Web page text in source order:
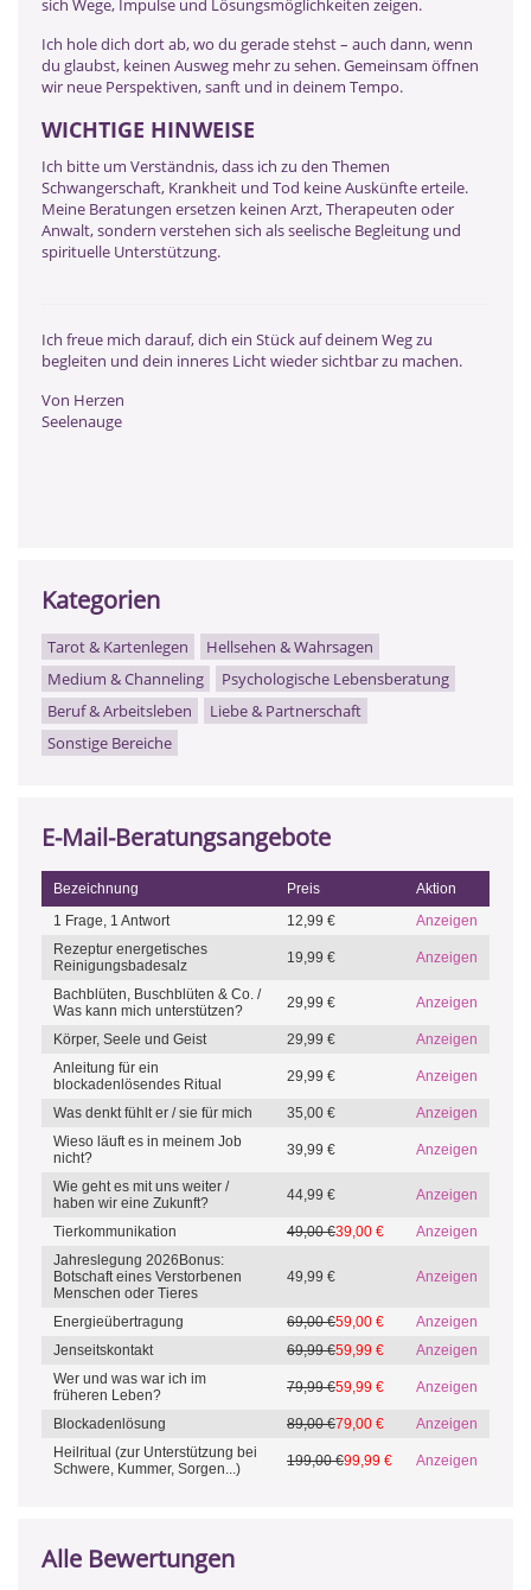
sich Wege, Impulse und Lösungsmöglichkeiten zeigen.
Ich hole dich dort ab, wo du gerade stehst – auch dann, wenn
du glaubst, keinen Ausweg mehr zu sehen. Gemeinsam öffnen
wir neue Perspektiven, sanft und in deinem Tempo.
WICHTIGE HINWEISE
Ich bitte um Verständnis, dass ich zu den Themen
Schwangerschaft, Krankheit und Tod keine Auskünfte erteile.
Meine Beratungen ersetzen keinen Arzt, Therapeuten oder
Anwalt, sondern verstehen sich als seelische Begleitung und
spirituelle Unterstützung.
Ich freue mich darauf, dich ein Stück auf deinem Weg zu
begleiten und dein inneres Licht wieder sichtbar zu machen.
Von Herzen
Seelenauge
Kategorien
Tarot & Kartenlegen
Hellsehen & Wahrsagen
Medium & Channeling
Psychologische Lebensberatung
Beruf & Arbeitsleben
Liebe & Partnerschaft
Sonstige Bereiche
E-Mail-Beratungsangebote
Bezeichnung Preis
Aktion
1 Frage, 1 Antwort
12,99 €
Anzeigen
Rezeptur energetisches
Reinigungsbadesalz
19,99 € Anzeigen
Bachblüten, Buschblüten & Co. /
Was kann mich unterstützen?
29,99 € Anzeigen
Körper, Seele und Geist 29,99 €
Anzeigen
Anleitung für ein
blockadenlösendes Ritual
29,99 € Anzeigen
Was denkt fühlt er / sie für mich 35,00 €
Anzeigen
Wieso läuft es in meinem Job
nicht?
39,99 € Anzeigen
Wie geht es mit uns weiter /
haben wir eine Zukunft?
44,99 € Anzeigen
Tierkommunikation 49,00 €39,00 €
Anzeigen
Jahreslegung 2026Bonus:
Botschaft eines Verstorbenen
Menschen oder Tieres
49,99 € Anzeigen
Energieübertragung 69,00 €59,00 €
Anzeigen
Jenseitskontakt
69,99 €59,99 €
Anzeigen
Wer und was war ich im
früheren Leben?
79,99 €59,99 € Anzeigen
Blockadenlösung 89,00 €79,00 €
Anzeigen
Heilritual (zur Unterstützung bei
Schwere, Kummer, Sorgen...)
199,00 €99,99 € Anzeigen
Alle Bewertungen